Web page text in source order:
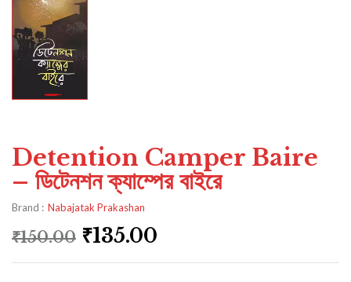
Detention Camper Baire
– ডিটেনশন ক্যাম্পের বাইরে
Brand : Nabajatak Prakashan
₹150.00 ₹135.00